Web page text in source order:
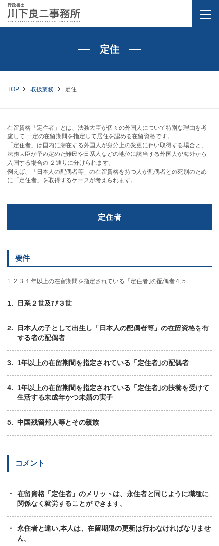
定住
TOP 取扱業務 定住
在留資格「定住者」とは、法務大臣が個々の外国人について特別な理由を考
慮して 一定の在留期間を指定して居住を認める在留資格です。
「定住者」は国内に滞在する外国人が身分上の変更に伴い取得する場合と、
法務大臣が予め定めた難民や日系人などの地位に該当する外国人が海外から
入国する場合の ２通りに分けられます。
例えば、「日本人の配偶者等」の在留資格を持つ人が配偶者との死別のため
に「定住者」を取得するケースが考えられます。
定住者
要件
1. 2. 3.１年以上の在留期間を指定されている「定住者｣の配偶者 4, 5.
日系２世及び３世
日本人の子として出生し「日本人の配偶者等」の在留資格を有
する者の配偶者
1年以上の在留期間を指定されている「定住者｣の配偶者
1年以上の在留期間を指定されている「定住者｣の扶養を受けて
生活する未成年かつ未婚の実子
中国残留邦人等とその親族
コメント
在留資格「定住者」のメリットは、永住者と同じように職種に
関係なく就労することができます。
永住者と違い,本人は、在留期限の更新は行わなければなりませ
ん。